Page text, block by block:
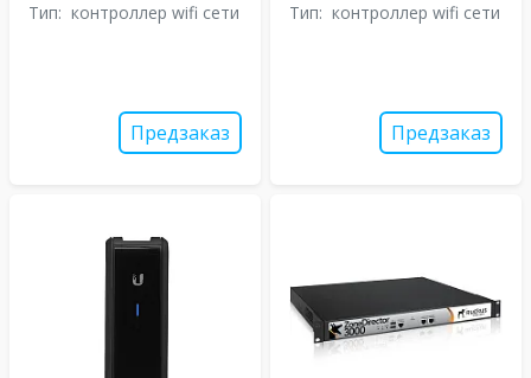
Тип: контроллер wifi сети
Предзаказ
Тип: контроллер wifi сети
Предзаказ